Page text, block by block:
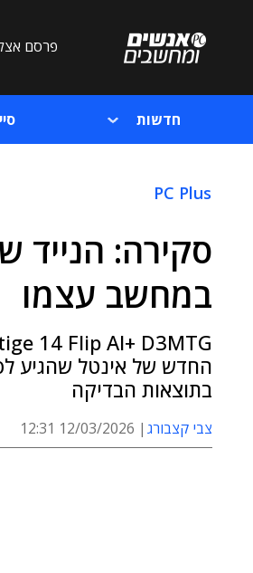
פרסם
חדשות
PC Plus
במחשב עצמו
החדש של אינטל שהגיע
בתוצאות הבדיקה
צבי קצבורג 12/03/2026 12:31